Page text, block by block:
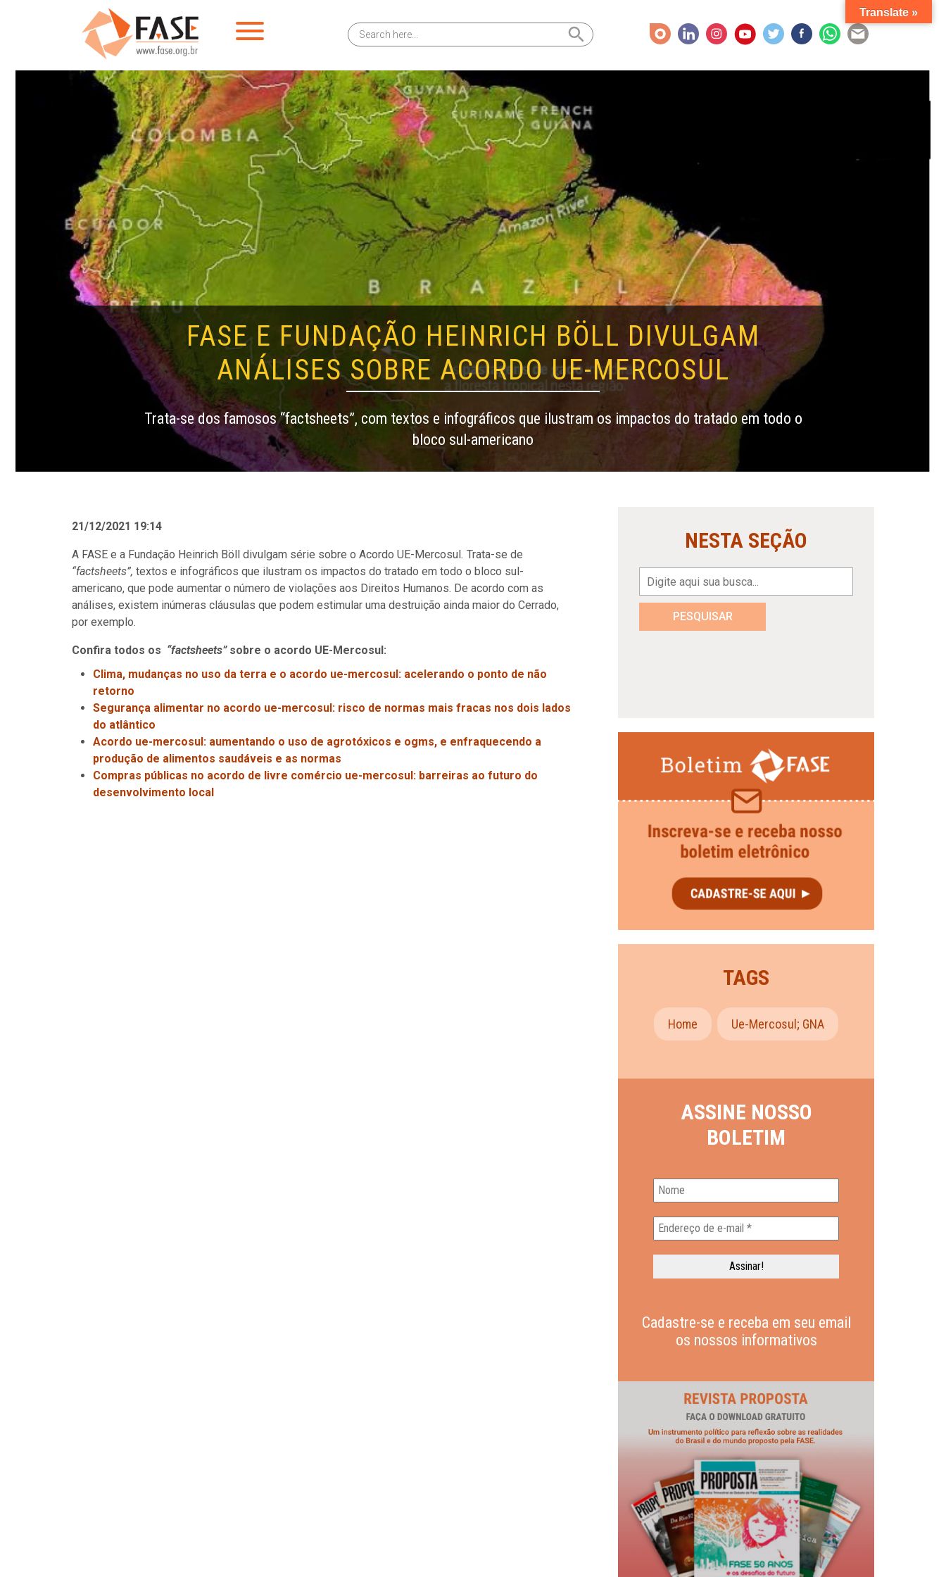
Search
for:
Search Button
FASE E FUNDAÇÃO HEINRICH BÖLL DIVULGAM
ANÁLISES SOBRE ACORDO UE-MERCOSUL
Trata-se dos famosos “factsheets”, com textos e infográficos que ilustram os impactos do tratado em todo o
bloco sul-americano
21/12/2021 19:14
A FASE e a Fundação Heinrich Böll divulgam série sobre o Acordo UE-Mercosul. Trata-se de
“factsheets”, textos e infográficos que ilustram os impactos do tratado em todo o bloco sul-
americano, que pode aumentar o número de violações aos Direitos Humanos. De acordo com as
análises, existem inúmeras cláusulas que podem estimular uma destruição ainda maior do Cerrado,
por exemplo.
Confira todos os “factsheets” sobre o acordo UE-Mercosul:
Clima, mudanças no uso da terra e o acordo ue-mercosul: acelerando o ponto de não
retorno
Segurança alimentar no acordo ue-mercosul: risco de normas mais fracas nos dois lados
do atlântico
Acordo ue-mercosul: aumentando o uso de agrotóxicos e ogms, e enfraquecendo a
produção de alimentos saudáveis e as normas
Compras públicas no acordo de livre comércio ue-mercosul: barreiras ao futuro do
desenvolvimento local
NESTA SEÇÃO
PESQUISAR
TAGS
Home Ue-Mercosul; GNA
ASSINE NOSSO
BOLETIM
Cadastre-se e receba em seu email
os nossos informativos
Translate »